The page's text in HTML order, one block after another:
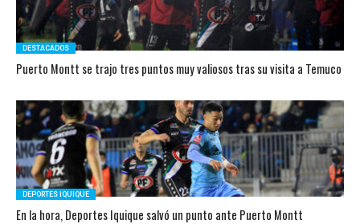
DESTACADOS
Puerto Montt se trajo tres puntos muy valiosos tras su visita a Temuco
DEPORTES IQUIQUE
En la hora, Deportes Iquique salvó un punto ante Puerto Montt